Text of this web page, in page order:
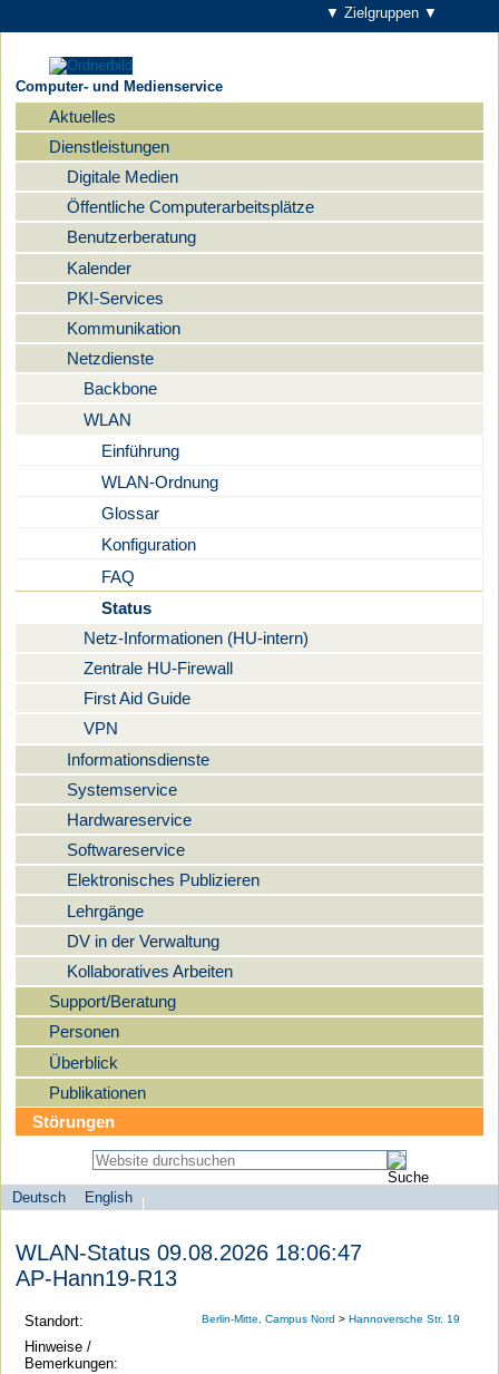
▼ Zielgruppen ▼
Computer- und Medienservice
Navigation
Aktuelles
Dienstleistungen
Digitale Medien
Öffentliche Computerarbeitsplätze
Benutzerberatung
Kalender
PKI-Services
Kommunikation
Netzdienste
Backbone
WLAN
Einführung
WLAN-Ordnung
Glossar
Konfiguration
FAQ
Status
Netz-Informationen (HU-intern)
Zentrale HU-Firewall
First Aid Guide
VPN
Informationsdienste
Systemservice
Hardwareservice
Softwareservice
Elektronisches Publizieren
Lehrgänge
DV in der Verwaltung
Kollaboratives Arbeiten
Support/Beratung
Personen
Überblick
Publikationen
Störungen
Sprachauswahl
Deutsch
English
search-menu
Universität
zu
Berlin
Computer-
WLAN-Status 09.08.2026 18:06:47
AP-Hann19-R13
Standort: Berlin-Mitte, Campus Nord >Hannoversche Str. 19
Hinweise /
Bemerkungen: